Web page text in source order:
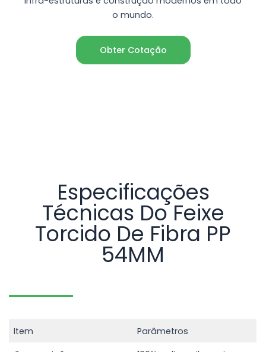
o mundo.
Obter Cotação
Especificações
Técnicas Do Feixe
Torcido De Fibra PP
54MM
Item
Parâmetros